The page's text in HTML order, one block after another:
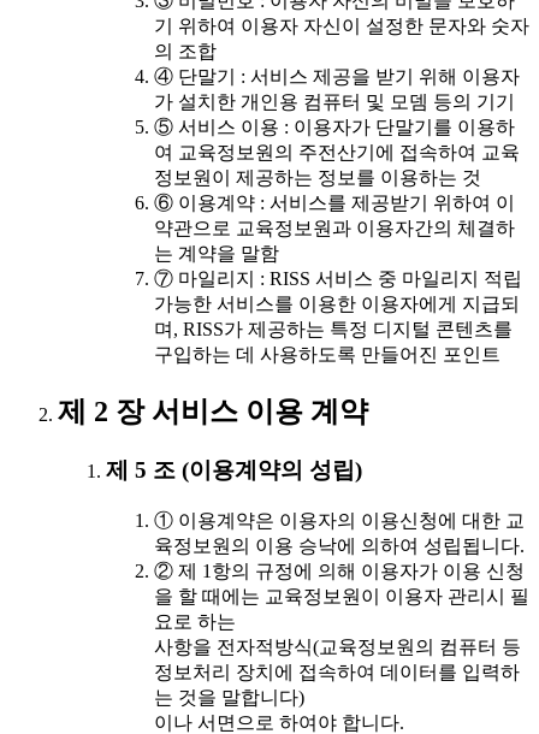
기 위하여 이용자 자신이 설정한 문자와 숫자
의 조합
④ 단말기 : 서비스 제공을 받기 위해 이용자
가 설치한 개인용 컴퓨터 및 모뎀 등의 기기
⑤ 서비스 이용 : 이용자가 단말기를 이용하
여 교육정보원의 주전산기에 접속하여 교육
정보원이 제공하는 정보를 이용하는 것
⑥ 이용계약 : 서비스를 제공받기 위하여 이
약관으로 교육정보원과 이용자간의 체결하
는 계약을 말함
⑦ 마일리지 : RISS 서비스 중 마일리지 적립
가능한 서비스를 이용한 이용자에게 지급되
며, RISS가 제공하는 특정 디지털 콘텐츠를
구입하는 데 사용하도록 만들어진 포인트
제 2 장 서비스 이용 계약
제 5 조 (이용계약의 성립)
① 이용계약은 이용자의 이용신청에 대한 교
육정보원의 이용 승낙에 의하여 성립됩니다.
② 제 1항의 규정에 의해 이용자가 이용 신청
을 할 때에는 교육정보원이 이용자 관리시 필
요로 하는
사항을 전자적방식(교육정보원의 컴퓨터 등
정보처리 장치에 접속하여 데이터를 입력하
는 것을 말합니다)
이나 서면으로 하여야 합니다.